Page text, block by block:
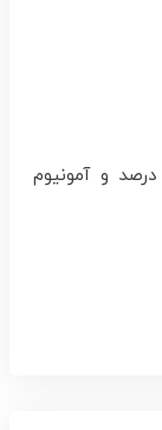
حاوی هیالورونیک اسید و زینک اکساید 5 درصد و آمونیوم